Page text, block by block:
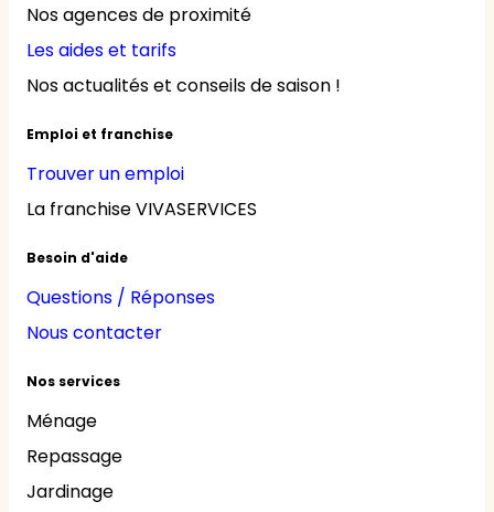
Nos agences de proximité
Les aides et tarifs
Nos actualités et conseils de saison !
Emploi et franchise
Trouver un emploi
La franchise VIVASERVICES
Besoin d'aide
Questions / Réponses
Nous contacter
Nos services
Ménage
Repassage
Jardinage